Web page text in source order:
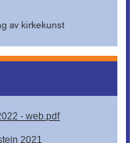
av kirkekunst
- web.pdf
2021